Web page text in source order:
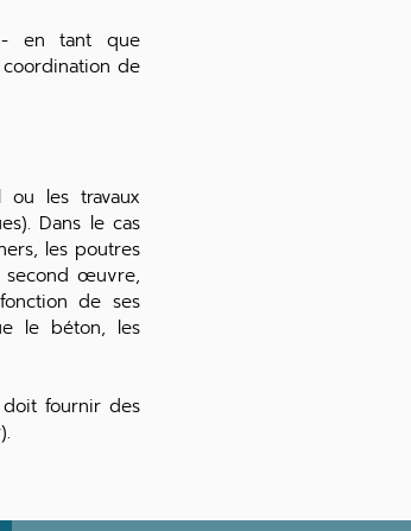
- en tant que
de
les travaux
Dans le cas
les poutres
second œuvre,
de ses
le béton, les
fournir des